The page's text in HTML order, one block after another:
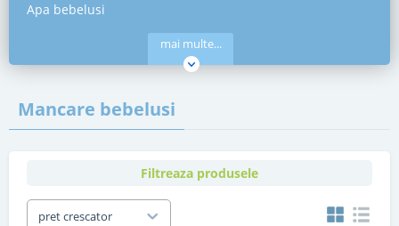
Apa bebelusi
mai multe...
Mancare bebelusi
Filtreaza produsele
pret crescator